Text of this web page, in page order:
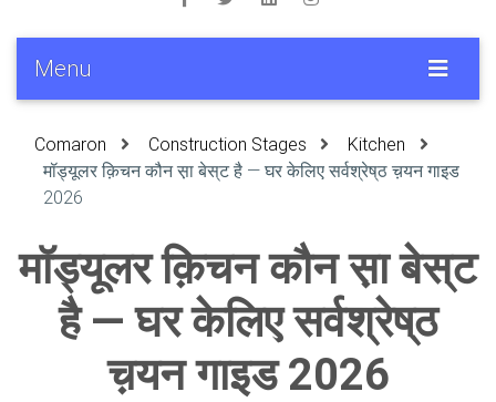
Menu
Comaron Construction Stages
Kitchen
मॉड्यूलर क़िचन कौन स़ा बेस्‌ट है — घर केलिए सर्वश्रेष्‌ठ च़यन गाइड
2026
मॉड्यूलर क़िचन कौन स़ा बेस्‌ट
है — घर केलिए सर्वश्रेष्‌ठ
च़यन गाइड 2026